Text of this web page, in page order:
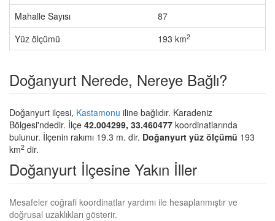
Mahalle Sayısı
87
Yüz ölçümü
193 km2
Doğanyurt Nerede, Nereye Bağlı?
Doğanyurt ilçesi, Kastamonu iline bağlıdır. Karadeniz
Bölgesi'ndedir. İlçe 42.004299, 33.460477 koordinatlarında
bulunur. İlçenin rakımı 19.3 m. dir. Doğanyurt yüz ölçümü 193
km2 dir.
Doğanyurt İlçesine Yakın İller
Mesafeler coğrafi koordinatlar yardımı ile hesaplanmıştır ve
doğrusal uzaklıkları gösterir.